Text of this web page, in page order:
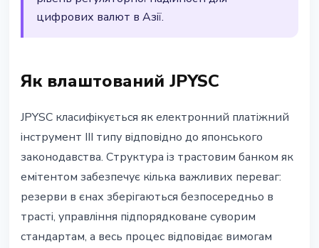
цифрових валют в Азії.
Як влаштований JPYSC
JPYSC класифікується як електронний платіжний
інструмент III типу відповідно до японського
законодавства. Структура із трастовим банком як
емітентом забезпечує кілька важливих переваг:
резерви в єнах зберігаються безпосередньо в
трасті, управління підпорядковане суворим
стандартам, а весь процес відповідає вимогам